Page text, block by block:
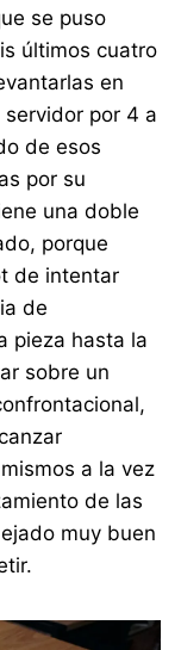
se puso
últimos cuatro
en
por 4 a
de esos
por su
una doble
porque
de intentar
de
pieza hasta la
sobre un
a la vez
de las
muy buen